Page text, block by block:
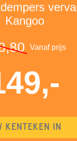
Kangoo
Vanaf prijs